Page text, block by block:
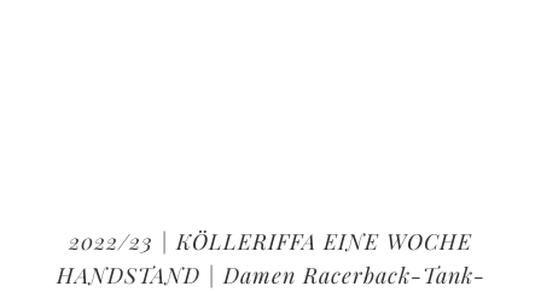
2022/23 | KÖLLERIFFA EINE WOCHE
HANDSTAND | Damen Racerback-Tank-